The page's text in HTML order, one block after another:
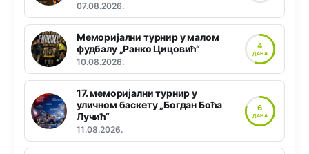
07.08.2026.
Меморијални турнир у малом
фудбалу „Ранко Цицовић“
10.08.2026.
4
ДАНА
17. меморијални турнир у
уличном баскету „Богдан Боћа
Лучић“
11.08.2026.
6
ДАНА